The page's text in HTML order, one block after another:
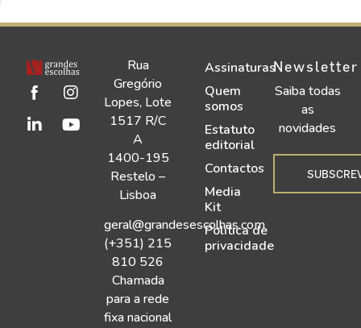
Rua
Gregório
Lopes, Lote
1517 R/C
A
1400-195
Restelo –
Lisboa
geral@grandesescolhas.com
(+351) 215
810 526
Chamada
para a rede
fixa nacional
Assinaturas
Quem
somos
Estatuto
editorial
Contactos
Media
Kit
Política de
privacidade
Newsletter
Saiba todas
as
novidades